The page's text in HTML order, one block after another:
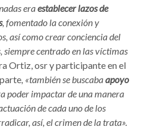
eraestablecer lazos de
, fomentado la conexión y
así como crear conciencia del
siempre centrado en las víctimas
Ortiz, osr y participante en el
, «también se buscabaapoyo
poder impactar de una manera
de cada uno de los
así, el crimen de la trata».